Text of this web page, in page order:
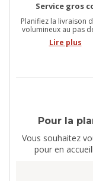
Service gros
Planifiez la livraison
volumineux au pas
Lire plus
Pour la
Vous souhaitez
pour en